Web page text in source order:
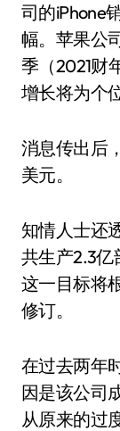
司的iPhone
幅。苹果公
季（2021财
增长将为个
消息传出后
美元。
知情人士还
共生产2.3亿
这一目标将
修订。
在过去两年
因是该公司
从原来的过